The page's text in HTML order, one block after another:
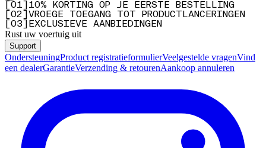
01
10% KORTING OP JE EERSTE BESTELLING
02
VROEGE TOEGANG TOT PRODUCTLANCERINGEN
03 EXCLUSIEVE AANBIEDINGEN
Rust uw voertuig uit
Support
OndersteuningProduct registratieformulierVeelgestelde vragenVind
een dealerGarantieVerzending & retourenAankoop annuleren